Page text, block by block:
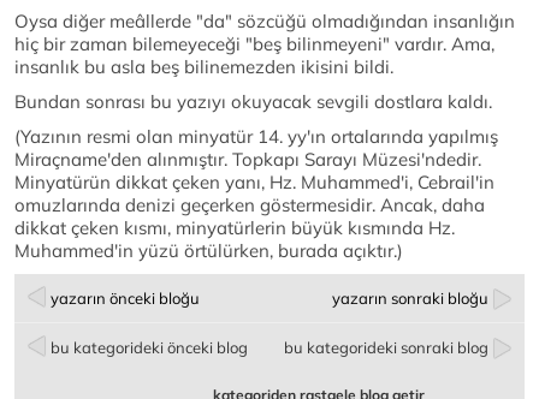
Oysa diğer meâllerde "da" sözcüğü olmadığından insanlığın
hiç bir zaman bilemeyeceği "beş bilinmeyeni" vardır. Ama,
insanlık bu asla beş bilinemezden ikisini bildi.
Bundan sonrası bu yazıyı okuyacak sevgili dostlara kaldı.
(Yazının resmi olan minyatür 14. yy'ın ortalarında yapılmış
Miraçname'den alınmıştır. Topkapı Sarayı Müzesi'ndedir.
Minyatürün dikkat çeken yanı, Hz. Muhammed'i, Cebrail'in
omuzlarında denizi geçerken göstermesidir. Ancak, daha
dikkat çeken kısmı, minyatürlerin büyük kısmında Hz.
Muhammed'in yüzü örtülürken, burada açıktır.)
yazarın önceki bloğu yazarın sonraki bloğu
bu kategorideki önceki blog bu kategorideki sonraki blog
kategoriden rastgele blog getir